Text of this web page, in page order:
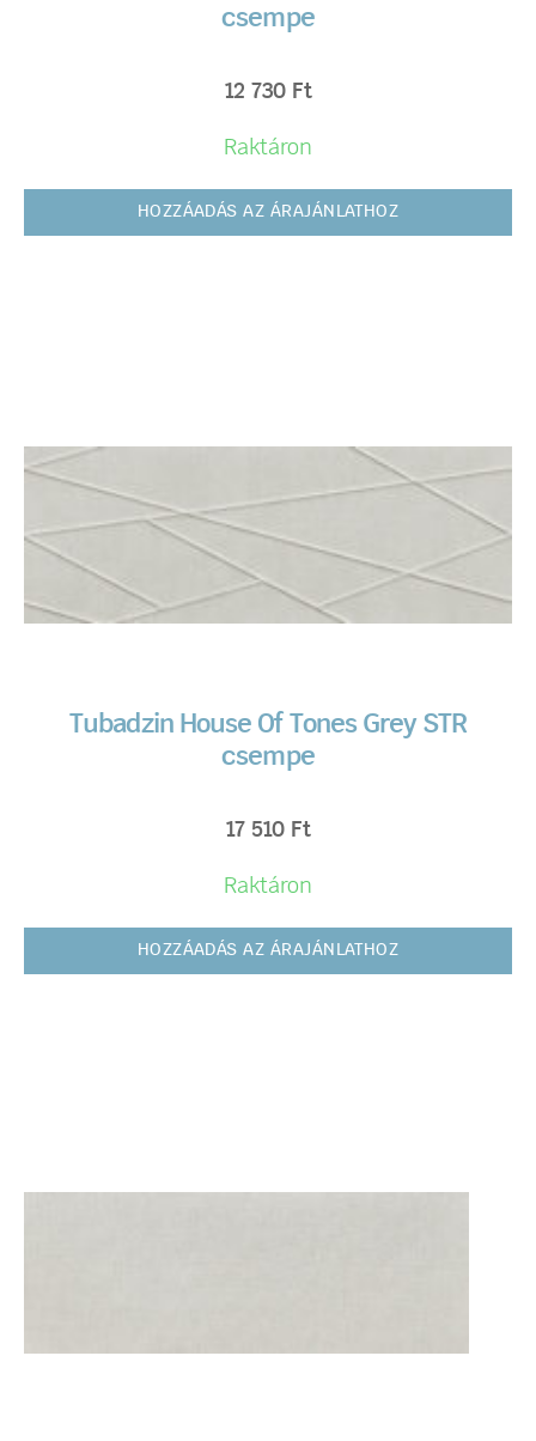
csempe
12 730 Ft
Raktáron
HOZZÁADÁS AZ ÁRAJÁNLATHOZ
Tubadzin House Of Tones Grey STR
csempe
17 510 Ft
Raktáron
HOZZÁADÁS AZ ÁRAJÁNLATHOZ